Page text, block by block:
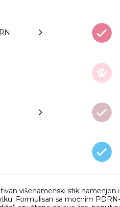
višenamenski stik namenjen
Formulisan sa moćnim